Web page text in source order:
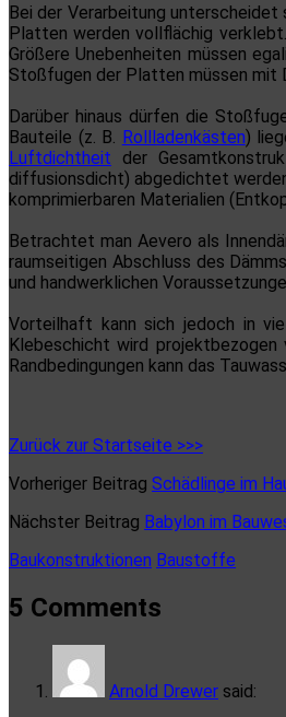
Bei der Verarbeitung
Platten werden vollflächig verklebt.
Größere Unebenheiten müssen
Stoßfugen der Platten müssen mit
Darüber hinaus dürfen die
Bauteile (z. B. Rollladenkästen)
Luftdichtheit der
diffusionsdicht) abgedichtet
komprimierbaren Materialien
Betrachtet man Aevero als
raumseitigen Abschluss des
und handwerklichen
Vorteilhaft kann sich jedoch in
Klebeschicht wird projektbezogen
Randbedingungen kann das
Zurück zur Startseite >>>
Vorheriger Beitrag Schädlinge im
Nächster Beitrag Babylon im
Baukonstruktionen Baustoffe
5 Comments
Arnold Drewer said: